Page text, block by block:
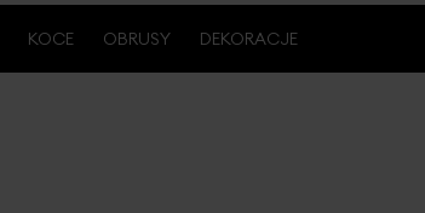
KOCE OBRUSY DEKORACJE